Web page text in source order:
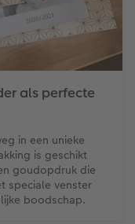
als perfecte
in een unieke
is geschikt
goudopdruk die
speciale venster
boodschap.